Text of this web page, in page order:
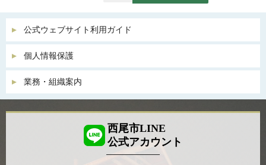
公式ウェブサイト利用ガイド
個人情報保護
業務・組織案内
西尾市LINE
公式アカウント